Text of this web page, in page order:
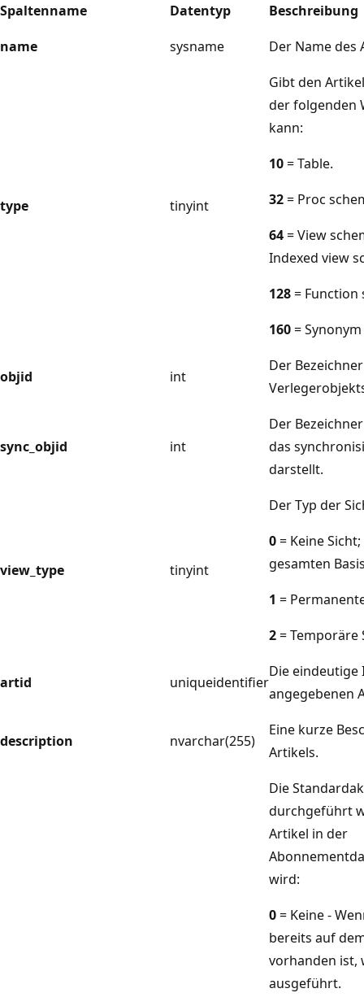
Spaltenname Datentyp
Beschreibung
name
sysname Der Name des
type tinyint
Gibt den
der folgenden
kann:
10= Table.
32= Proc
64= View
Indexed view
128= Function
160=
objid int
Der
sync_objid int
Der
das
darstellt.
view_type tinyint
Der Typ der
0= Keine
gesamten
1 =
2= Temporäre
artid uniqueidentifier
Die eindeutige
angegebenen
description nvarchar(255)
Eine kurze
Artikels.
Die
durchgeführt
Artikel in der
wird:
0= Keine -
bereits auf
vorhanden ist,
ausgeführt.